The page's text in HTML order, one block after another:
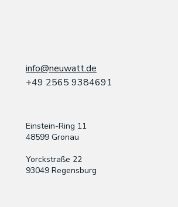
info@neuwatt.de
+49 2565 9384691
Einstein-Ring 11
48599 Gronau
Yorckstraße 22
93049 Regensburg